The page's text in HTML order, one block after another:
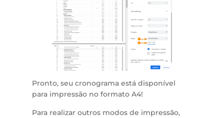
Pronto, seu cronograma está disponível
para impressão no formato A4!
Para realizar outros modos de impressão,